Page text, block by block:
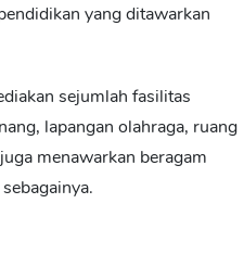
yang ditawarkan
sejumlah fasilitas
lapangan olahraga, ruang
menawarkan beragam